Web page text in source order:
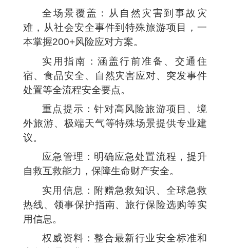
全场景覆盖：从自然灾害到事故灾
难，从社会安全事件到特殊旅游项目，一
本掌握200+风险应对方案。
实用指南：涵盖行前准备、交通住
宿、食品安全、自然灾害应对、突发事件
处置等全流程安全要点。
重点提示：针对高风险旅游项目、境
外旅游、极端天气等特殊场景提供专业建
议。
应急管理：明确应急处置流程，提升
自救互救能力，保障生命财产安全。
实用信息：附赠急救知识、全球急救
热线、领事保护指南、旅行保险选购等实
用信息。
权威资料：整合最新行业安全标准和